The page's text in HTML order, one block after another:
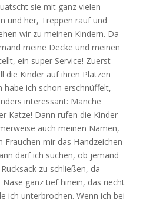
sie mit ganz vielen
und her, Treppen rauf und
wir zu meinen Kindern. Da
meine Decke und meinen
ein super Service! Zuerst
die Kinder auf ihren Plätzen
habe ich schon erschnüffelt,
interessant: Manche
Katze! Dann rufen die Kinder
auch meinen Namen,
Frauchen mir das Handzeichen
darf ich suchen, ob jemand
zu schließen, da
ganz tief hinein, das riecht
ich unterbrochen. Wenn ich bei